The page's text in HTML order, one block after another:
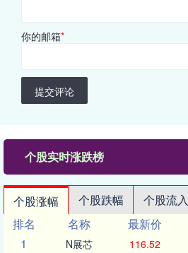
你的邮箱*
提交评论
个股实时涨跌榜
个股涨幅 个股跌幅 个股流入
排名
名称 最新价
1
N展芯 116.52